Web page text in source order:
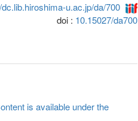
u.ac.jp/da/700
doi : 10.15027/da700
is available under the